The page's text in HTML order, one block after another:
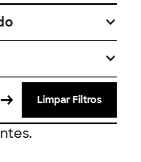
Limpar Filtros